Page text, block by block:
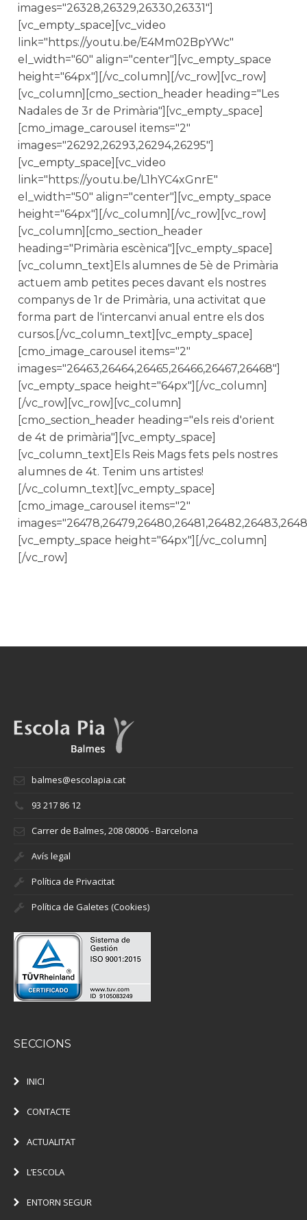
images="26328,26329,26330,26331"]
[vc_empty_space][vc_video
link="https://youtu.be/E4Mm02BpYWc"
el_width="60" align="center"][vc_empty_space
height="64px"][/vc_column][/vc_row][vc_row]
[vc_column][cmo_section_header heading="Les
Nadales de 3r de Primària"][vc_empty_space]
[cmo_image_carousel items="2"
images="26292,26293,26294,26295"]
[vc_empty_space][vc_video
link="https://youtu.be/L1hYC4xGnrE"
el_width="50" align="center"][vc_empty_space
height="64px"][/vc_column][/vc_row][vc_row]
[vc_column][cmo_section_header
heading="Primària escènica"][vc_empty_space]
[vc_column_text]Els alumnes de 5è de Primària
actuem amb petites peces davant els nostres
companys de 1r de Primària, una activitat que
forma part de l'intercanvi anual entre els dos
cursos.[/vc_column_text][vc_empty_space]
[cmo_image_carousel items="2"
images="26463,26464,26465,26466,26467,26468"]
[vc_empty_space height="64px"][/vc_column]
[/vc_row][vc_row][vc_column]
[cmo_section_header heading="els reis d'orient
de 4t de primària"][vc_empty_space]
[vc_column_text]Els Reis Mags fets pels nostres
alumnes de 4t. Tenim uns artistes!
[/vc_column_text][vc_empty_space]
[cmo_image_carousel items="2"
[vc_empty_space height="64px"][/vc_column]
[/vc_row]
balmes@escolapia.cat
93 217 86 12
Carrer de Balmes, 208 08006 - Barcelona
Avís legal
Política de Privacitat
Política de Galetes (Cookies)
SECCIONS
INICI
CONTACTE
ACTUALITAT
L’ESCOLA
ENTORN SEGUR